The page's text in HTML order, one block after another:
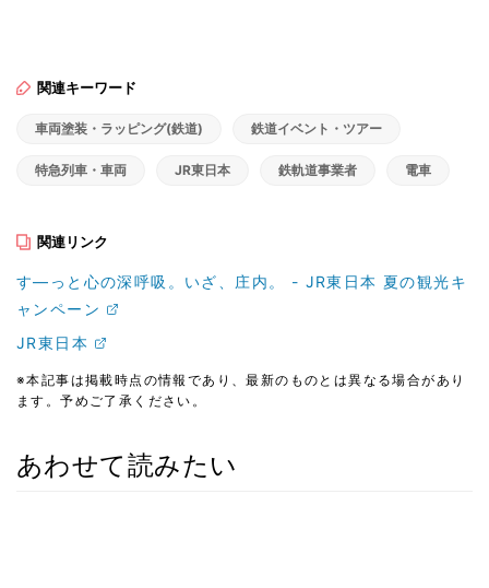
関連キーワード
車両塗装・ラッピング(鉄道) 鉄道イベント・ツアー
特急列車・車両 JR東日本 鉄軌道事業者 電車
関連リンク
す―っと心の深呼吸。いざ、庄内。 - JR東日本 夏の観光キ
ャンペーン
JR東日本
※本記事は掲載時点の情報であり、最新のものとは異なる場合があり
ます。予めご了承ください。
あわせて読みたい